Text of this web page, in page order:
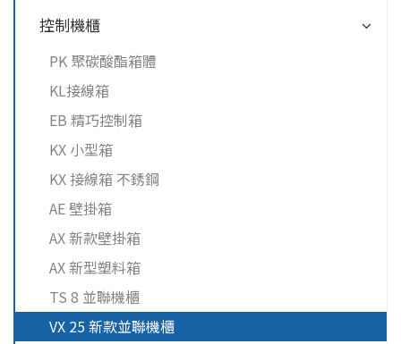
控制機櫃
PK 聚碳酸酯箱體
KL接線箱
EB 精巧控制箱
KX 小型箱
KX 接線箱 不銹鋼
AE 壁掛箱
AX 新款壁掛箱
AX 新型塑料箱
TS 8 並聯機櫃
VX 25 新款並聯機櫃